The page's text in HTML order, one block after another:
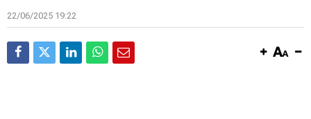
22/06/2025 19:22